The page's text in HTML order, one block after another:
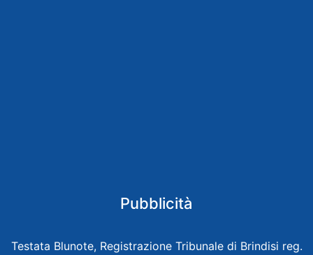
Pubblicità
Testata Blunote, Registrazione Tribunale di Brindisi reg.